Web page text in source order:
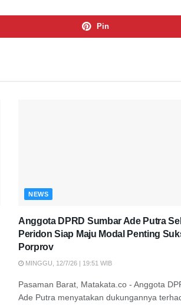
Pin
NEWS
Anggota DPRD Sumbar Ade Putra
Peridon Siap Maju Modal Penting
Porprov
MINGGU, 12/7/26 | 19:51 WIB
Pasaman Barat, Matakata.co - Anggota
Ade Putra menyatakan dukungannya